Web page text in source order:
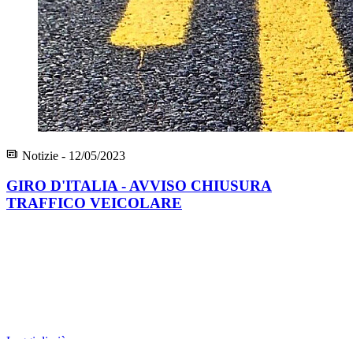
Notizie - 12/05/2023
GIRO D'ITALIA - AVVISO CHIUSURA
TRAFFICO VEICOLARE